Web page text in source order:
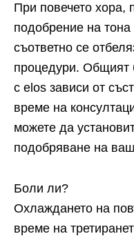
При повечето хора,
подобрение на тона
съответно се
процедури. Общият
с elos зависи от
време на
можете да
подобряване на
Боли ли?
Охлаждането на
време на